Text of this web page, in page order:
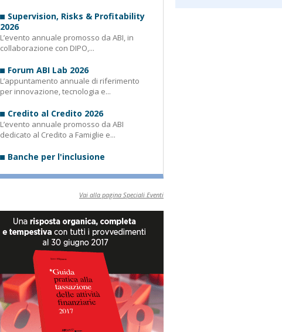
Supervision, Risks & Profitability
2026
L’evento annuale promosso da ABI, in
collaborazione con DIPO,...
Forum ABI Lab 2026
L’appuntamento annuale di riferimento
per innovazione, tecnologia e...
Credito al Credito 2026
L’evento annuale promosso da ABI
dedicato al Credito a Famiglie e...
Banche per l'inclusione
Vai alla pagina Speciali Eventi